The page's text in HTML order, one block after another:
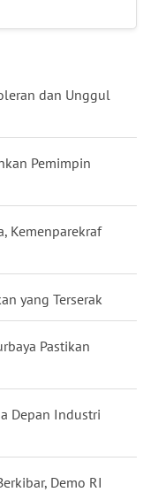
dan Unggul
Pemimpin
Kemenparekraf
yang Terserak
Pastikan
Depan Industri
Demo RI